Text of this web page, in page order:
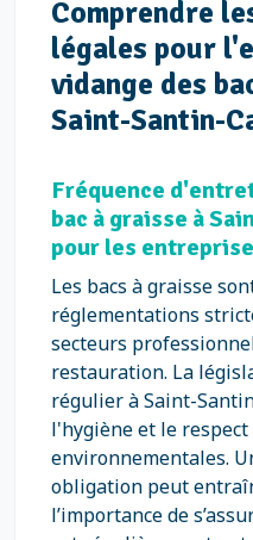
Comprendre
légales pour
vidange des
Saint-Santin-
Fréquence
bac à graisse à
pour les
Les bacs à graisse
réglementations
secteurs
restauration. La
régulier à Saint-
l'hygiène et le respect
environnementales.
obligation peut
l’importance de